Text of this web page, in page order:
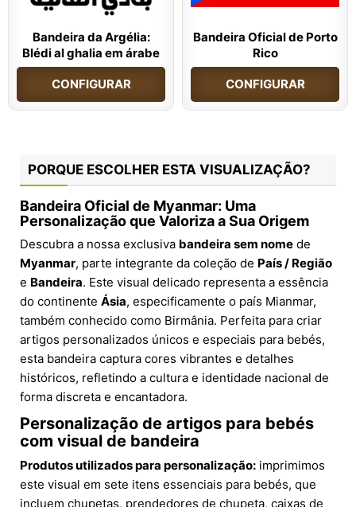
Bandeira da Argélia:
Blédi al ghalia em árabe
CONFIGURAR
Bandeira Oficial de Porto
Rico
CONFIGURAR
PORQUE ESCOLHER ESTA VISUALIZAÇÃO?
Bandeira Oficial de Myanmar: Uma
Personalização que Valoriza a Sua Origem
Descubra a nossa exclusiva bandeira sem nome de
Myanmar, parte integrante da coleção de País / Região
e Bandeira. Este visual delicado representa a essência
do continente Ásia, especificamente o país Mianmar,
também conhecido como Birmânia. Perfeita para criar
artigos personalizados únicos e especiais para bebés,
esta bandeira captura cores vibrantes e detalhes
históricos, refletindo a cultura e identidade nacional de
forma discreta e encantadora.
Personalização de artigos para bebés
com visual de bandeira
Produtos utilizados para personalização: imprimimos
este visual em sete itens essenciais para bebés, que
incluem chupetas, prendedores de chupeta, caixas de